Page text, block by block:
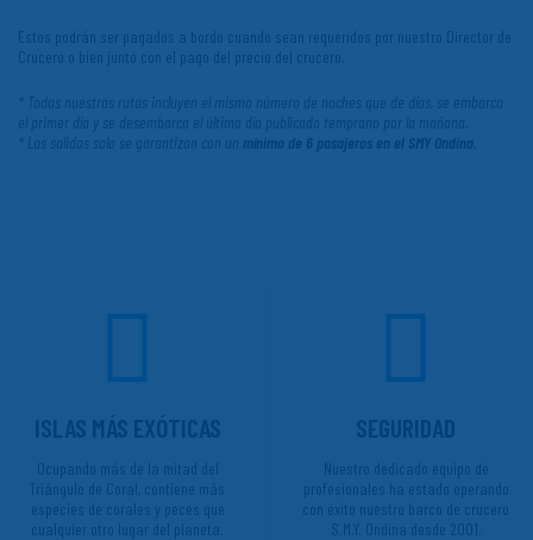
Estos podrán ser pagados a bordo cuando sean requeridos por nuestro Director de
Crucero o bien junto con el pago del precio del crucero.
* Todas nuestras rutas incluyen el mismo número de noches que de días, se embarca
el primer día y se desembarca el último día publicado temprano por la mañana.
* Las salidas solo se garantizan con un mínimo de 6 pasajeros en el SMY Ondina
ISLAS MÁS EXÓTICAS
Ocupando más de la mitad del
Triángulo de Coral, contiene más
especies de corales y peces que
cualquier otro lugar del planeta.
SEGURIDAD
Nuestro dedicado equipo de
profesionales ha estado operando
con éxito nuestro barco de crucero
S.M.Y. Ondina desde 2001.